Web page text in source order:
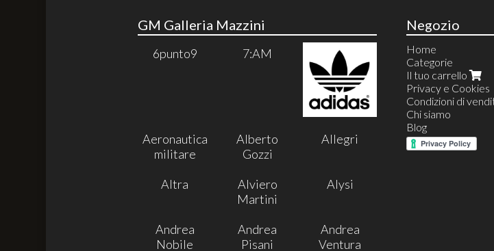
GM Galleria Mazzini
6punto9 7:AM
Aeronautica
militare
Alberto
Gozzi
Allegri
Altra
Alviero
Martini
Alysi
Andrea
Nobile
Andrea
Pisani
Andrea
Ventura
Negozio
Home
Categorie
Il tuo carrello
Privacy e Cookies
Condizioni di
Chi siamo
Blog